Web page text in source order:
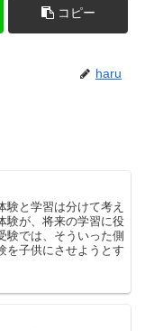
コピー
haru
験と学習は分けて考え
験が、将来の学習に役
験では、そういった側
を子供にさせようとす